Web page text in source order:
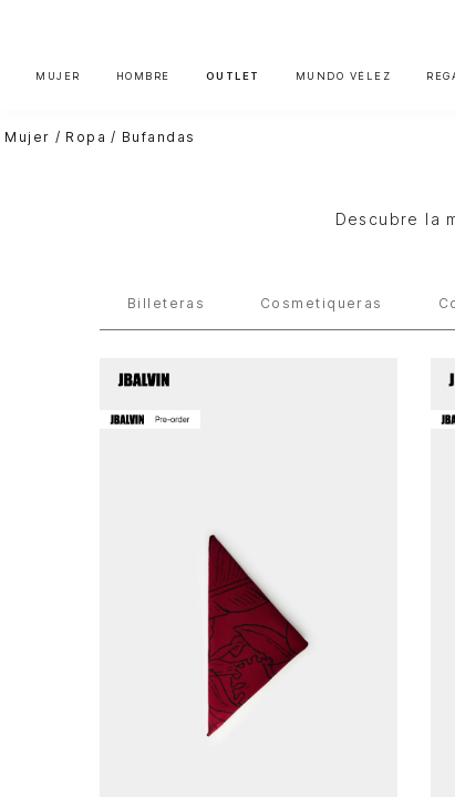
MUJER HOMBRE OUTLET MUNDO VÉLEZ
Mujer Ropa Bufandas
Descubre la
Billeteras Cosmetiqueras